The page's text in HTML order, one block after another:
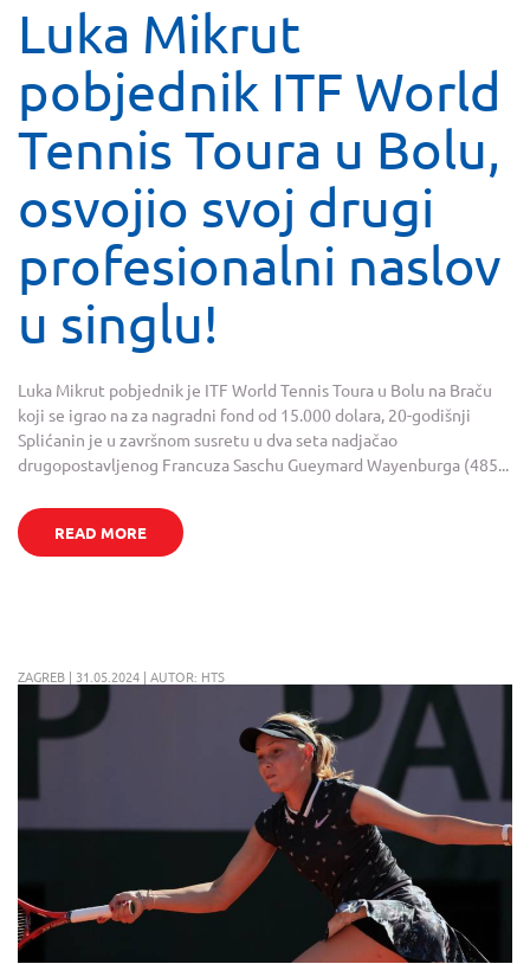
Luka Mikrut
pobjednik ITF World
Tennis Toura u Bolu,
osvojio svoj drugi
profesionalni naslov
u singlu!
Luka Mikrut pobjednik je ITF World Tennis Toura u Bolu na Braču
koji se igrao na za nagradni fond od 15.000 dolara, 20-godišnji
Splićanin je u završnom susretu u dva seta nadjačao
drugopostavljenog Francuza Saschu Gueymard Wayenburga (485...
READ MORE
ZAGREB | 31.05.2024 | AUTOR: HTS